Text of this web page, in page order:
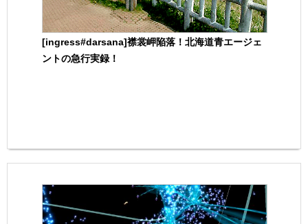
[ingress#darsana]襟裳岬陥落！北海道青エージェ
ントの急行実録！